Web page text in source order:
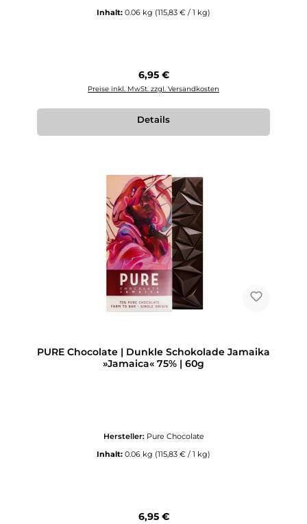
Inhalt: 0.06 kg (115,83 € / 1 kg)
Regulärer Preis:
6,95 €
Preise inkl. MwSt. zzgl. Versandkosten
Details
PURE Chocolate | Dunkle Schokolade Jamaika
»Jamaica« 75% | 60g
Hersteller: Pure Chocolate
Inhalt: 0.06 kg (115,83 € / 1 kg)
Regulärer Preis:
6,95 €